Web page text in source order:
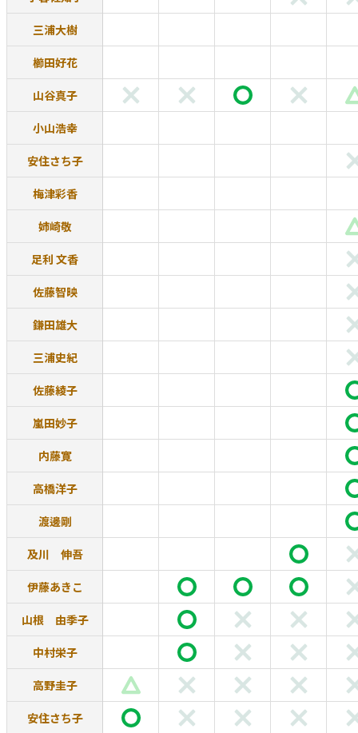
三浦大樹
櫛田好花
山谷真子
小山浩幸
安住さち子
梅津彩香
姉崎敬
足利 文香
佐藤智映
鎌田雄大
三浦史紀
佐藤綾子
嵐田妙子
内藤寛
高橋洋子
渡邊剛
及川 伸吾
伊藤あきこ
山根 由季子
中村栄子
高野圭子
安住さち子